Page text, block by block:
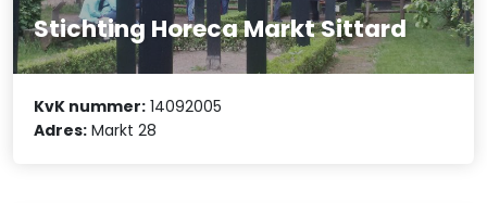
Stichting Horeca Markt Sittard
KvK nummer: 14092005
Adres: Markt 28